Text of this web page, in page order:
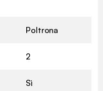
Poltrona
2
Sì